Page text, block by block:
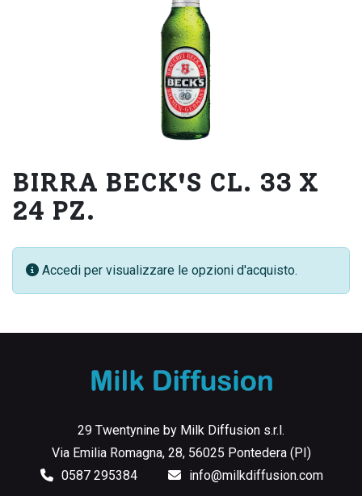
BIRRA BECK'S CL. 33 X
24 PZ.
Accedi per visualizzare le opzioni d'acquisto.
29 Twentynine by Milk Diffusion s.r.l.
Via Emilia Romagna, 28, 56025 Pontedera (PI)
0587 295384
info@milkdiffusion.com